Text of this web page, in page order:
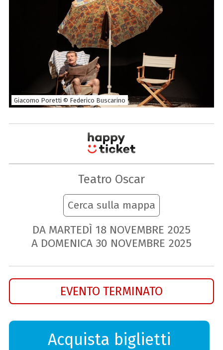
Giacomo Poretti © Federico Buscarino
Teatro Oscar
Cerca sulla mappa
DA MARTEDÌ 18 NOVEMBRE 2025
A DOMENICA 30 NOVEMBRE 2025
EVENTO TERMINATO
Acquista biglietti